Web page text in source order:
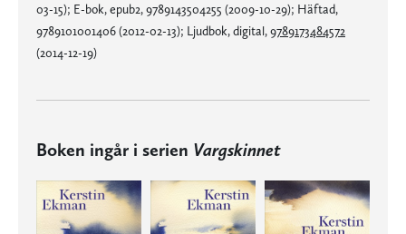
03-15); E-bok, epub2, 9789143504255 (2009-10-29); Häftad,
9789101001406 (2012-02-13); Ljudbok, digital,9789173484572
(2014-12-19)
Boken ingår i serien Vargskinnet